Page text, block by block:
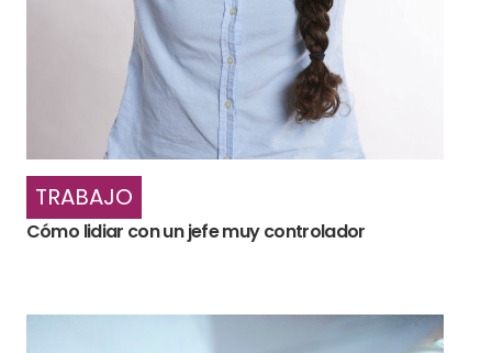
TRABAJO
Cómo lidiar con un jefe muy controlador